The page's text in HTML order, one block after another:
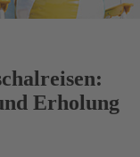
Erholung